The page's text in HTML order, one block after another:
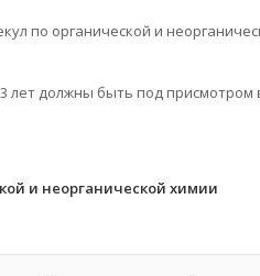
по органической и
лет должны быть под присмотром
и неорганической химии